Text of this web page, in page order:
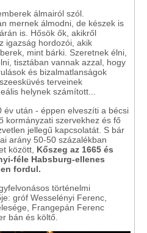
álmairól szól.
mernek álmodni, de készek is
is. Hősök ők, akikről
igazság hordozói, akik
mint bárki. Szeretnek élni,
tisztában vannak azzal, hogy
és bizalmatlanságok
terveinek
helynek számított...
év után - éppen elveszíti a bécsi
kormányzati szervekhez és fő
jellegű kapcsolatát. S bár
arány 50-50 százalékban
között, Kőszeg az 1665 és
féle Habsburg-ellenes
fordul.
történelmi
gróf Wesselényi Ferenc,
Frangepán Ferenc
bán és költő.